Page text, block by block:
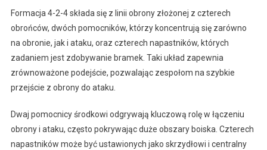
Formacja 4-2-4 składa się z linii obrony złożonej z czterech
obrońców, dwóch pomocników, którzy koncentrują się zarówno
na obronie, jak i ataku, oraz czterech napastników, których
zadaniem jest zdobywanie bramek. Taki układ zapewnia
zrównoważone podejście, pozwalając zespołom na szybkie
przejście z obrony do ataku.
Dwaj pomocnicy środkowi odgrywają kluczową rolę w łączeniu
obrony i ataku, często pokrywając duże obszary boiska. Czterech
napastników może być ustawionych jako skrzydłowi i centralny